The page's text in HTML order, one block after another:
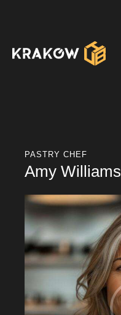
PASTRY CHEF
Amy Williams